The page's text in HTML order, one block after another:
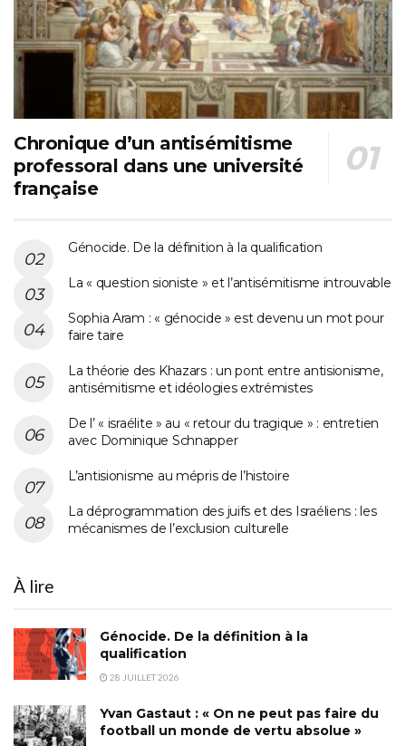
Chronique d’un antisémitisme
professoral dans une université
française
Génocide. De la définition à la qualification
La « question sioniste » et l’antisémitisme introuvable
Sophia Aram : « génocide » est devenu un mot pour
faire taire
La théorie des Khazars : un pont entre antisionisme,
antisémitisme et idéologies extrémistes
De l’ « israélite » au « retour du tragique » : entretien
avec Dominique Schnapper
L’antisionisme au mépris de l’histoire
La déprogrammation des juifs et des Israéliens : les
mécanismes de l’exclusion culturelle
À lire
Génocide. De la définition à la
qualification
28 JUILLET 2026
Yvan Gastaut : « On ne peut pas faire du
football un monde de vertu absolue »